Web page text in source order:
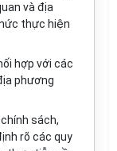
và địa
thực hiện
hợp với các
phương
sách,
rõ các quy